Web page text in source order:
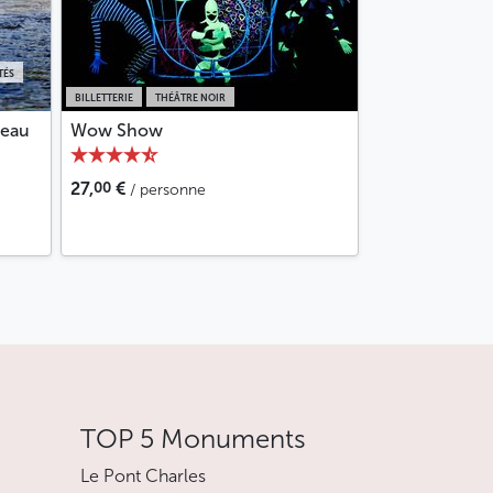
BILLETTERIE THÉÂTRE NOIR
Wow Show
27,00 € / personne
TOP 5 Monuments
Le Pont Charles